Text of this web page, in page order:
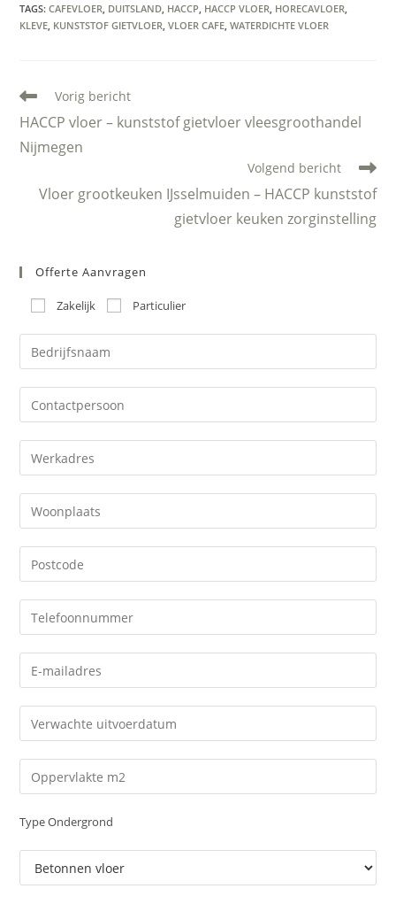
TAGS:CAFEVLOER, DUITSLAND, HACCP, HACCP VLOER, HORECAVLOER,
KLEVE, KUNSTSTOF GIETVLOER, VLOER CAFE, WATERDICHTE VLOER
Lees
artikelen
Vorig bericht
HACCP vloer – kunststof gietvloer vleesgroothandel
Nijmegen
Volgend bericht
Vloer grootkeuken IJsselmuiden – HACCP kunststof
gietvloer keuken zorginstelling
Offerte Aanvragen
Zakelijk Particulier
Type Ondergrond